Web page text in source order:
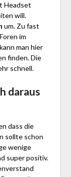
Headset
will.
um. Zu fast
im
man hier
finden. Die
schnell.
daraus
dass die
sollte schon
wenige
super positiv.